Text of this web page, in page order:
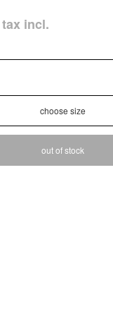
tax incl.
out of stock